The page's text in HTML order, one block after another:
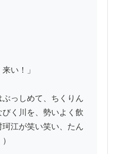
い！」
ぶっしめて、ちくりん
く川を、勢いよく飲
江が笑い笑い、たん